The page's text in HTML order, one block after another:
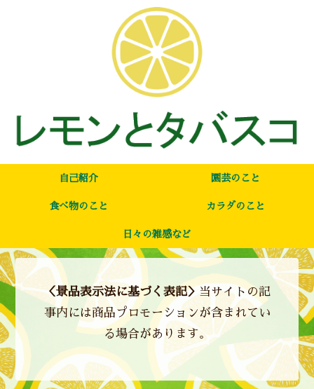
自己紹介 園芸のこと
食べ物のこと カラダのこと
日々の雑感など
＜景品表示法に基づく表記＞ 当サイトの記
事内には商品プロモーションが含まれてい
る場合があります。